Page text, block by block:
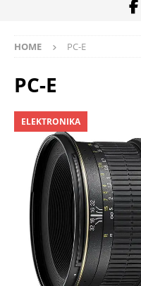
HOME PC-E
PC-E
ELEKTRONIKA